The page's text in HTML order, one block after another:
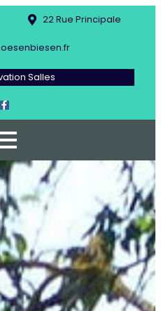
22 Rue Principale
Salles